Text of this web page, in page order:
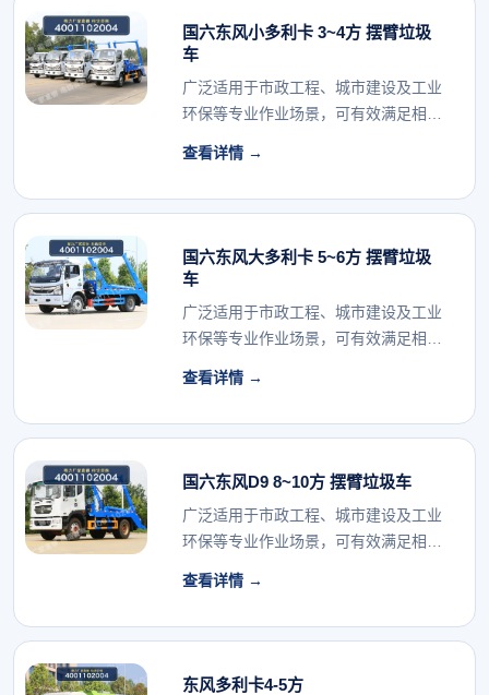
国六东风小多利卡 3~4方 摆臂垃圾
车
广泛适用于市政工程、城市建设及工业
环保等专业作业场景，可有效满足相关
查看详情 →
国六东风大多利卡 5~6方 摆臂垃圾
车
广泛适用于市政工程、城市建设及工业
环保等专业作业场景，可有效满足相关
查看详情 →
国六东风D9 8~10方 摆臂垃圾车
广泛适用于市政工程、城市建设及工业
环保等专业作业场景，可有效满足相关
查看详情 →
东风多利卡4-5方